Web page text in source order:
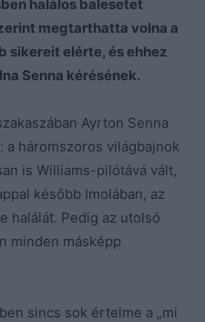
halálos balesetet
megtarthatta volna a
sikereit elérte, és ehhez
Senna kérésének.
Ayrton Senna
háromszoros világbajnok
is Williams-pilótává vált,
később Imolában, az
halálát. Pedig az utolsó
minden másképp
sincs sok értelme a „mi